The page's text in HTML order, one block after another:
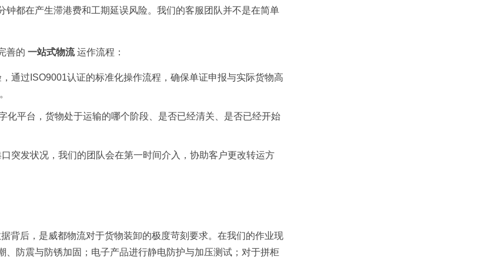
都在产生滞港费和工期延误风险。我们的客服团队并不是在简单
善的 一站式物流运作流程：
通过ISO9001认证的标准化操作流程，确保单证申报与实际货物高
化平台，货物处于运输的哪个阶段、是否已经清关、是否已经开始
突发状况，我们的团队会在第一时间介入，协助客户更改转运方
背后，是威都物流对于货物装卸的极度苛刻要求。在我们的作业现
防震与防锈加固；电子产品进行静电防护与加压测试；对于拼柜